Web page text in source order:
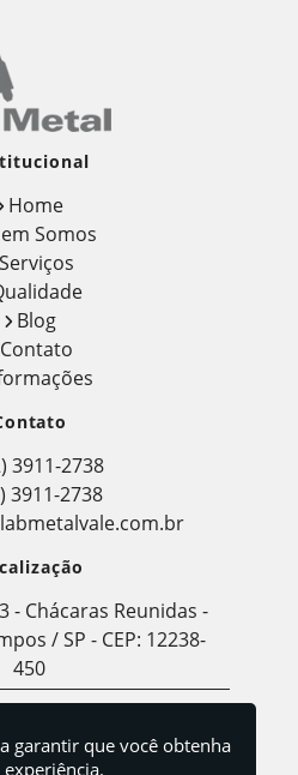
Home
Somos
Serviços
Blog
Contato
3911-2738
3911-2738
- Chácaras Reunidas -
/ SP - CEP: 12238-
450
garantir que você obtenha